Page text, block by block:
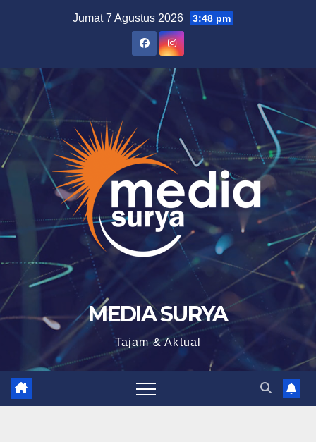
Jumat 7 Agustus 2026 3:48 pm
MEDIA SURYA
Tajam & Aktual